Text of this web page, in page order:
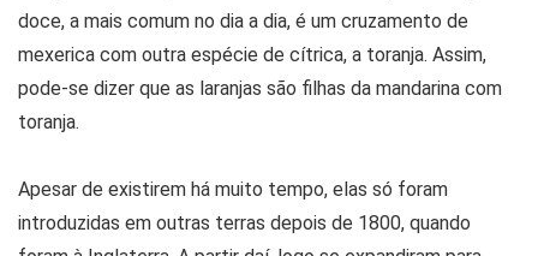
doce, a mais comum no dia a dia, é um cruzamento de
mexerica com outra espécie de cítrica, a toranja. Assim,
pode-se dizer que as laranjas são filhas da mandarina com
toranja.
Apesar de existirem há muito tempo, elas só foram
introduzidas em outras terras depois de 1800, quando